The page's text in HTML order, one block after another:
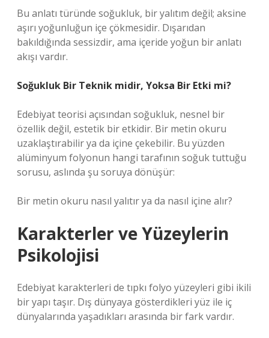
Bu anlatı türünde soğukluk, bir yalıtım değil; aksine
aşırı yoğunluğun içe çökmesidir. Dışarıdan
bakıldığında sessizdir, ama içeride yoğun bir anlatı
akışı vardır.
Soğukluk Bir Teknik midir, Yoksa Bir Etki mi?
Edebiyat teorisi açısından soğukluk, nesnel bir
özellik değil, estetik bir etkidir. Bir metin okuru
uzaklaştırabilir ya da içine çekebilir. Bu yüzden
alüminyum folyonun hangi tarafının soğuk tuttuğu
sorusu, aslında şu soruya dönüşür:
Bir metin okuru nasıl yalıtır ya da nasıl içine alır?
Karakterler ve Yüzeylerin
Psikolojisi
Edebiyat karakterleri de tıpkı folyo yüzeyleri gibi ikili
bir yapı taşır. Dış dünyaya gösterdikleri yüz ile iç
dünyalarında yaşadıkları arasında bir fark vardır.